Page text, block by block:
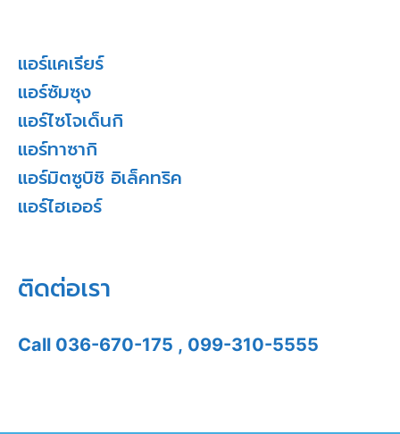
แอร์แคเรียร์
แอร์ซัมซุง
แอร์ไซโจเด็นกิ
แอร์ทาซากิ
แอร์มิตซูบิชิ อิเล็คทริค
แอร์ไฮเออร์
ติดต่อเรา
Call 036-670-175 , 099-310-5555